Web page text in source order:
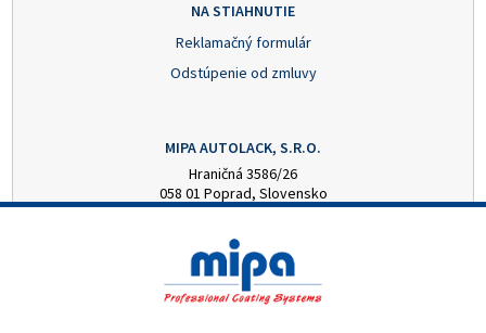
NA STIAHNUTIE
Reklamačný formulár
Odstúpenie od zmluvy
MIPA AUTOLACK, S.R.O.
Hraničná 3586/26
058 01 Poprad, Slovensko
mipa@autolack.sk
OTVÁRACIE HODINY
Pondelok - Piatok: 8:00 - 16:00 hod.